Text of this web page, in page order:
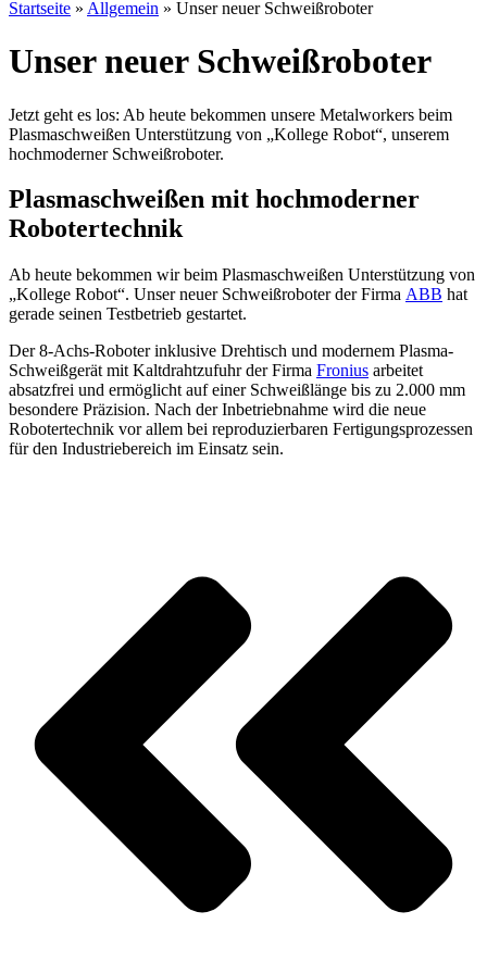
Startseite » Allgemein » Unser neuer Schweißroboter
Unser neuer Schweißroboter
Jetzt geht es los: Ab heute bekommen unsere Metalworkers beim
Plasmaschweißen Unterstützung von „Kollege Robot“, unserem
hochmoderner Schweißroboter.
Plasmaschweißen mit hochmoderner
Robotertechnik
Ab heute bekommen wir beim Plasmaschweißen Unterstützung von
„Kollege Robot“. Unser neuer Schweißroboter der Firma ABB hat
gerade seinen Testbetrieb gestartet.
Der 8-Achs-Roboter inklusive Drehtisch und modernem Plasma-
Schweißgerät mit Kaltdrahtzufuhr der Firma Fronius arbeitet
absatzfrei und ermöglicht auf einer Schweißlänge bis zu 2.000 mm
besondere Präzision. Nach der Inbetriebnahme wird die neue
Robotertechnik vor allem bei reproduzierbaren Fertigungsprozessen
für den Industriebereich im Einsatz sein.